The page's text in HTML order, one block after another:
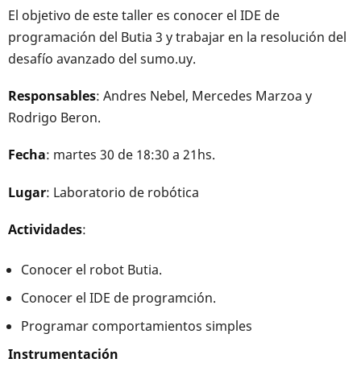
El objetivo de este taller es conocer el IDE de
programación del Butia 3 y trabajar en la resolución del
desafío avanzado del sumo.uy.
Responsables: Andres Nebel, Mercedes Marzoa y
Rodrigo Beron.
Fecha: martes 30 de 18:30 a 21hs.
Lugar: Laboratorio de robótica
Actividades:
Conocer el robot Butia.
Conocer el IDE de programción.
Programar comportamientos simples
Instrumentación